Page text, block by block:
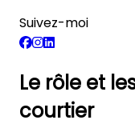
Suivez-moi
Le rôle et
courtier